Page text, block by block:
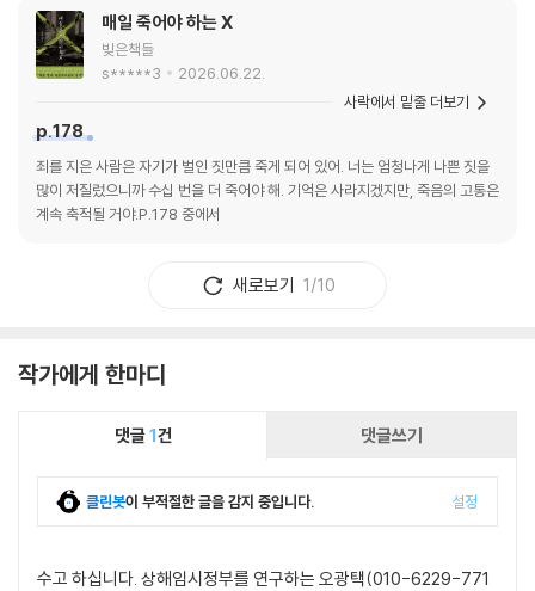
매일 죽어야 하는 X
빚은책들
s*****3
2026.06.22.
p.178
죄를 지은 사람은 자기가 벌인 짓만큼 죽게 되어 있어. 너는 엄청나게 나쁜 짓을
많이 저질렀으니까 수십 번을 더 죽어야 해. 기억은 사라지겠지만, 죽음의 고통은
계속 축적될 거야.P.178 중에서
사락에서 밑줄 더보기
새로보기 1/10
작가에게 한마디
댓글1건 댓글쓰기
클린봇이 부적절한 글을 감지 중입니다. 설정
수고 하십니다. 상해임시정부를 연구하는 오광택(010-6229-771